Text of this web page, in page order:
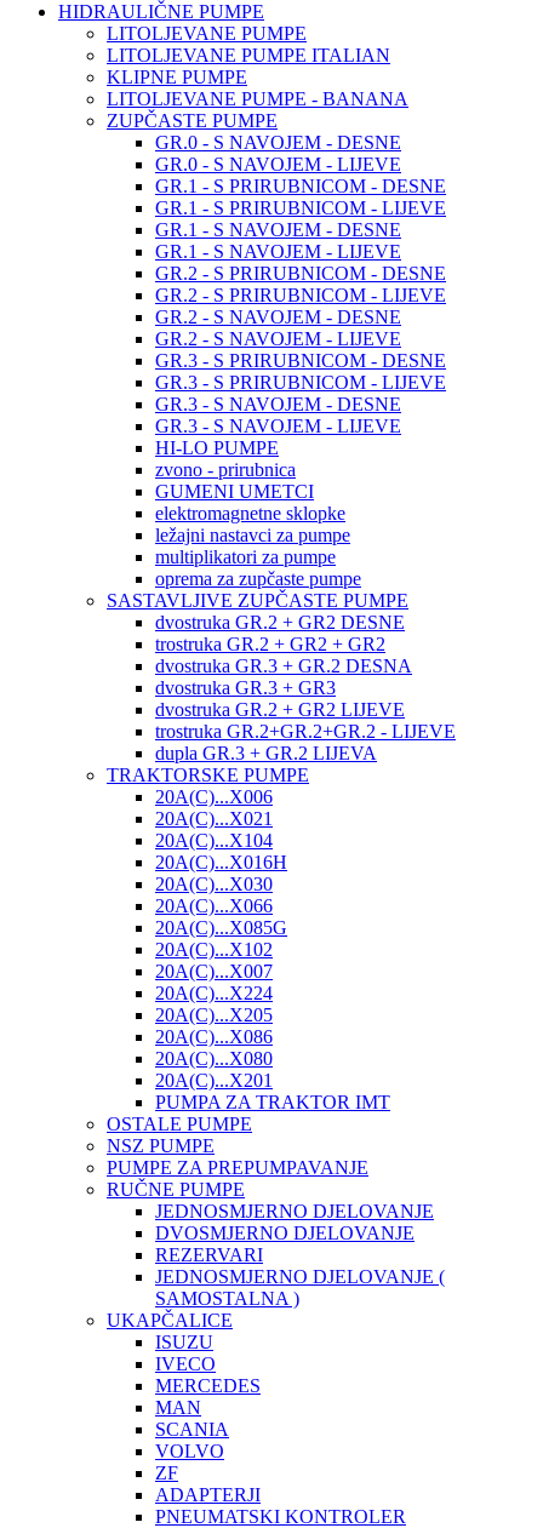
HIDRAULIČNE PUMPE
LITOLJEVANE PUMPE
LITOLJEVANE PUMPE ITALIAN
KLIPNE PUMPE
LITOLJEVANE PUMPE - BANANA
ZUPČASTE PUMPE
GR.0 - S NAVOJEM - DESNE
GR.0 - S NAVOJEM - LIJEVE
GR.1 - S PRIRUBNICOM - DESNE
GR.1 - S PRIRUBNICOM - LIJEVE
GR.1 - S NAVOJEM - DESNE
GR.1 - S NAVOJEM - LIJEVE
GR.2 - S PRIRUBNICOM - DESNE
GR.2 - S PRIRUBNICOM - LIJEVE
GR.2 - S NAVOJEM - DESNE
GR.2 - S NAVOJEM - LIJEVE
GR.3 - S PRIRUBNICOM - DESNE
GR.3 - S PRIRUBNICOM - LIJEVE
GR.3 - S NAVOJEM - DESNE
GR.3 - S NAVOJEM - LIJEVE
HI-LO PUMPE
zvono - prirubnica
GUMENI UMETCI
elektromagnetne sklopke
ležajni nastavci za pumpe
multiplikatori za pumpe
oprema za zupčaste pumpe
SASTAVLJIVE ZUPČASTE PUMPE
dvostruka GR.2 + GR2 DESNE
trostruka GR.2 + GR2 + GR2
dvostruka GR.3 + GR.2 DESNA
dvostruka GR.3 + GR3
dvostruka GR.2 + GR2 LIJEVE
trostruka GR.2+GR.2+GR.2 - LIJEVE
dupla GR.3 + GR.2 LIJEVA
TRAKTORSKE PUMPE
20A(C)...X006
20A(C)...X021
20A(C)...X104
20A(C)...X016H
20A(C)...X030
20A(C)...X066
20A(C)...X085G
20A(C)...X102
20A(C)...X007
20A(C)...X224
20A(C)...X205
20A(C)...X086
20A(C)...X080
20A(C)...X201
PUMPA ZA TRAKTOR IMT
OSTALE PUMPE
NSZ PUMPE
PUMPE ZA PREPUMPAVANJE
RUČNE PUMPE
JEDNOSMJERNO DJELOVANJE
DVOSMJERNO DJELOVANJE
REZERVARI
JEDNOSMJERNO DJELOVANJE (
SAMOSTALNA )
UKAPČALICE
ISUZU
IVECO
MERCEDES
MAN
SCANIA
VOLVO
ZF
ADAPTERJI
PNEUMATSKI KONTROLER